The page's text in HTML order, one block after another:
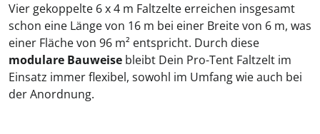
Vier gekoppelte 6 x 4 m Faltzelte erreichen insgesamt
schon eine Länge von 16 m bei einer Breite von 6 m, was
einer Fläche von 96 m² entspricht. Durch diese
modulare Bauweise bleibt Dein Pro-Tent Faltzelt im
Einsatz immer flexibel, sowohl im Umfang wie auch bei
der Anordnung.